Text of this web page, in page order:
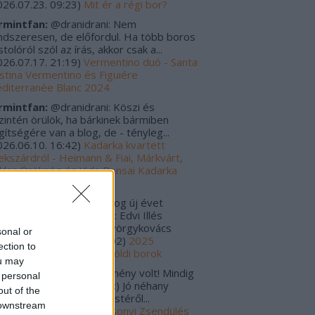
or
to
may
of the
09:23) Mit ér a régi bor?
@dranidrani: Nem
de előfordul. Ha több boros
szól az írás, akkor csak a...
21:19) Vermentino duó - Santa
Vermentino és Figuiére
Blanc 2024
@dranidrani: Köszi és
örülök, ha bárkinek bármiben
van a blog, de - tényleg...
16:42) Kadarka kvartett
- Heimann & Fiai, Márkvárt,
Örökség és Vida Bonsai Kadarka
Boldog új évet
Tavalyi kedvencek: Edvi Illés
Kéknyelű 2020 Györgykovács
2026.01.06. 12:02) 2025
- Magyar és külföldi borok
Zoltánn:
Szuper esemény volt! Mindig
jók a Zsendülések :) Jó néhany
tértem haza az estéről...
00:01
Karácsonyi Zsendülés